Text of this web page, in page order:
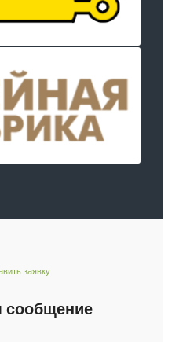
заявку
сообщение